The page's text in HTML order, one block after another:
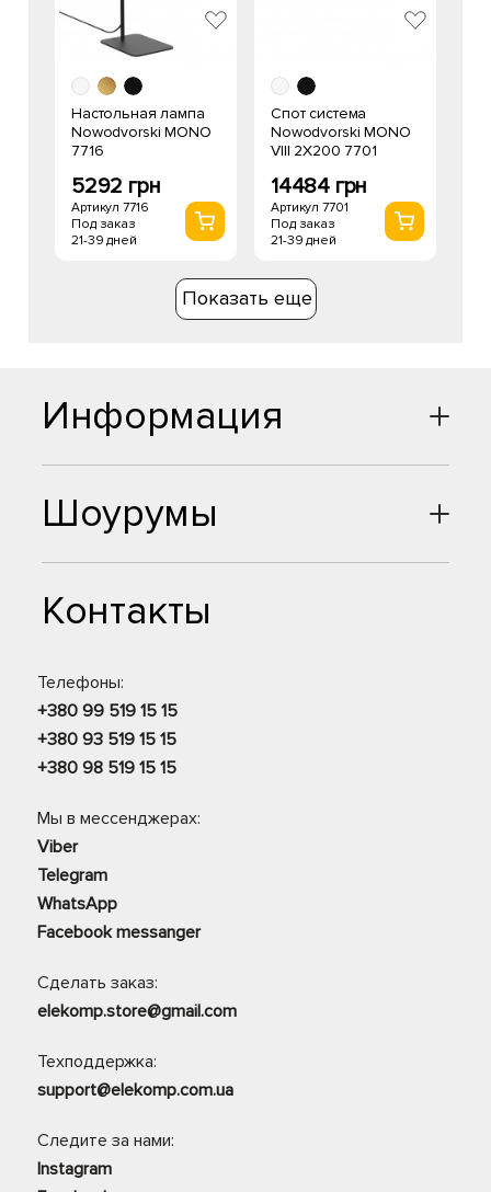
Настольная лампа
Nowodvorski MONO
7716
5292 грн
Артикул 7716
Под заказ
21-39 дней
Спот система
Nowodvorski MONO
VIII 2X200 7701
14484 грн
Артикул 7701
Под заказ
21-39 дней
Показать еще
Шоурумы
Контакты
Телефоны:
+380 99 519 15 15
+380 93 519 15 15
+380 98 519 15 15
Мы в мессенджерах:
Viber
Telegram
WhatsApp
Facebook messanger
Сделать заказ:
elekomp.store@gmail.com
Техподдержка:
support@elekomp.com.ua
Следите за нами:
Instagram
Информация